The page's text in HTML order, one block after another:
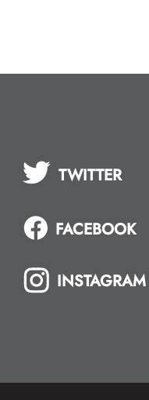
TWITTER
FACEBOOK
INSTAGRAM